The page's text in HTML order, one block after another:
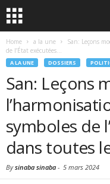
Home a la une
San: Leçons
de l’État exécutées...
A LA UNE DOSSIERS
San: Leçons
symboles de
dans toutes
Bysinaba sinaba - 5 mars 2024